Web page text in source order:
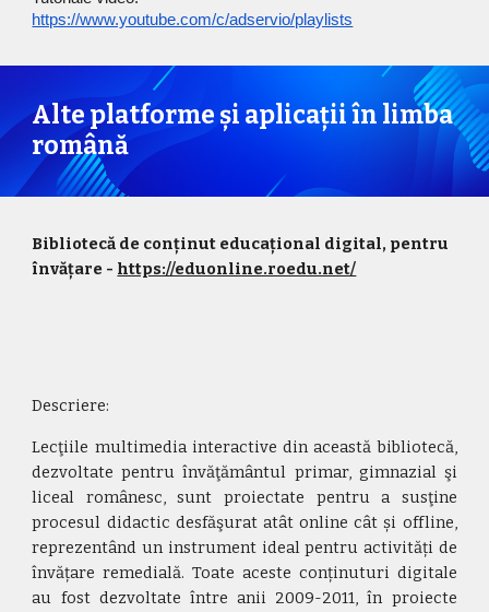
https://www.youtube.com/c/adservio/playlists
Alte platforme și aplicații în limba
română
Bibliotecă de conținut educațional digital, pentru
învățare - https://eduonline.roedu.net/
Descriere:
Lecţiile multimedia interactive din această bibliotecă,
dezvoltate pentru învăţământul primar, gimnazial şi
liceal românesc, sunt proiectate pentru a susţine
procesul didactic desfăşurat atât online cât și offline,
reprezentând un instrument ideal pentru activități de
învățare remedială. Toate aceste conținuturi digitale
au fost dezvoltate între anii 2009-2011, în proiecte